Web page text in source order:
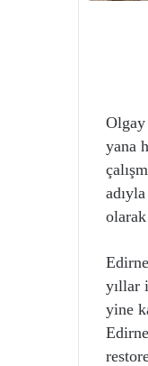
yana
yıllar
yine